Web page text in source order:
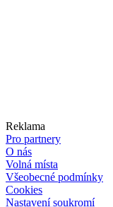
Reklama
Pro partnery
O nás
Volná místa
Všeobecné podmínky
Cookies
Nastavení soukromí